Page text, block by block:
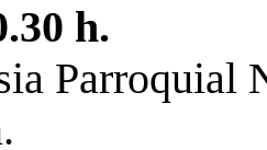
h.
Parroquial